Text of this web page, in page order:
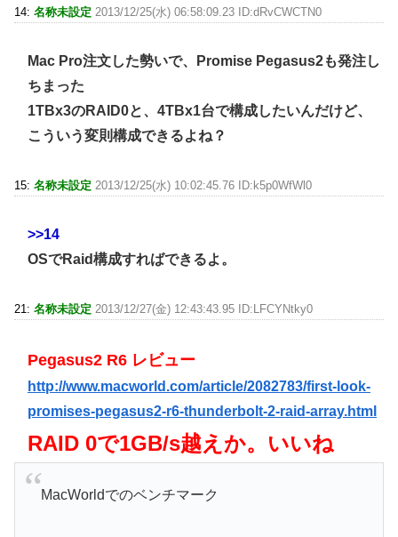
14: 名称未設定 2013/12/25(水) 06:58:09.23 ID:dRvCWCTN0
Mac Pro注文した勢いで、Promise Pegasus2も発注し
ちまった
1TBx3のRAID0と、4TBx1台で構成したいんだけど、
こういう変則構成できるよね？
15: 名称未設定 2013/12/25(水) 10:02:45.76 ID:k5p0WfWl0
>>14
OSでRaid構成すればできるよ。
21: 名称未設定 2013/12/27(金) 12:43:43.95 ID:LFCYNtky0
Pegasus2 R6 レビュー
http://www.macworld.com/article/2082783/first-look-
promises-pegasus2-r6-thunderbolt-2-raid-array.html
RAID 0で1GB/s越えか。いいね
MacWorldでのベンチマーク